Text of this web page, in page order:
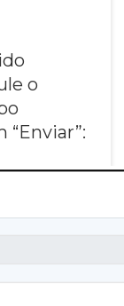
o
“Enviar”: